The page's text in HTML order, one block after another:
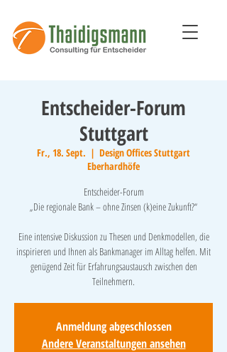
Entscheider-Forum
Stuttgart
Fr., 18. Sept.
  |
Design Offices Stuttgart
Eberhardhöfe
Entscheider-Forum
„Die regionale Bank – ohne Zinsen (k)eine Zukunft?“
Eine intensive Diskussion zu Thesen und Denkmodellen, die
inspirieren und Ihnen als Bankmanager im Alltag helfen. Mit
genügend Zeit für Erfahrungsaustausch zwischen den
Teilnehmern.
Anmeldung abgeschlossen
Andere Veranstaltungen ansehen